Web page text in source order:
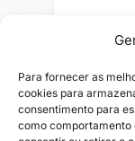
Para fornecer as
cookies para
consentimento para
como comportamento
Pesquisar